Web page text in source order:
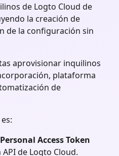
de Logto Cloud de
la creación de
de la configuración sin
aprovisionar inquilinos
plataforma
de
Access Token
de Logto Cloud.